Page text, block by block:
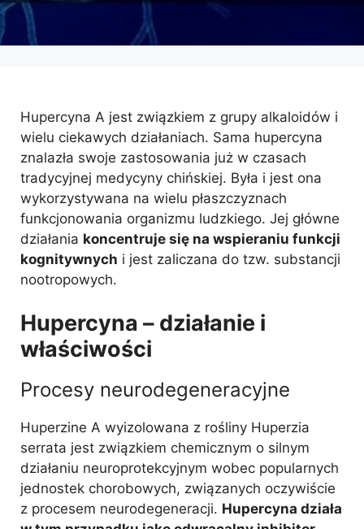
Hupercyna A jest związkiem z grupy alkaloidów i
wielu ciekawych działaniach. Sama hupercyna
znalazła swoje zastosowania już w czasach
tradycyjnej medycyny chińskiej. Była i jest ona
wykorzystywana na wielu płaszczyznach
funkcjonowania organizmu ludzkiego. Jej główne
działania koncentruje się na wspieraniu funkcji
kognitywnych i jest zaliczana do tzw. substancji
nootropowych.
Hupercyna – działanie i
właściwości
Procesy neurodegeneracyjne
Huperzine A wyizolowana z rośliny Huperzia
serrata jest związkiem chemicznym o silnym
działaniu neuroprotekcyjnym wobec popularnych
jednostek chorobowych, związanych oczywiście
z procesem neurodegeneracji. Hupercyna działa